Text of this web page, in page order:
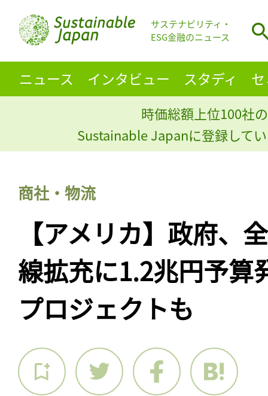
サステナビリティ・
ESG金融のニュース
ニュース インタビュー スタディ
時価総額上位100社
Sustainable Japanに登録して
商社・物流
【アメリカ】政府、
線拡充に1.2兆円予算
プロジェクトも